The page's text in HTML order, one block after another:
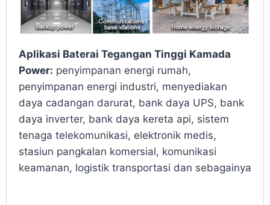
Aplikasi Baterai Tegangan Tinggi Kamada
Power: penyimpanan energi rumah,
penyimpanan energi industri, menyediakan
daya cadangan darurat, bank daya UPS, bank
daya inverter, bank daya kereta api, sistem
tenaga telekomunikasi, elektronik medis,
stasiun pangkalan komersial, komunikasi
keamanan, logistik transportasi dan sebagainya